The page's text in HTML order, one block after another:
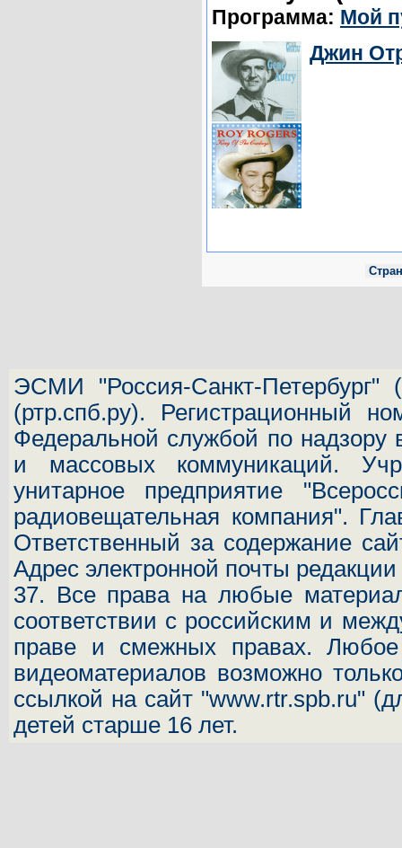
Программа: Мой
Джин
ЭСМИ "Россия-Санкт-Петербург" (
(ртр.спб.ру). Регистрационный
Федеральной службой по
и массовых коммуникаций.
унитарное предприятие
радиовещательная компания".
Ответственный за содержание
Адрес электронной почты
37. Все права на любые
соответствии с российским и
праве и смежных правах. Любое
видеоматериалов возможно
ссылкой на сайт "www.rtr.spb.ru"
детей старше 16 лет.